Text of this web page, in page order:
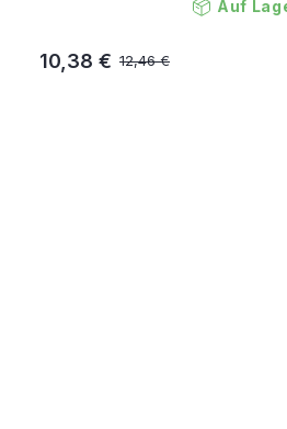
Auf
12,46 €
10,38 €